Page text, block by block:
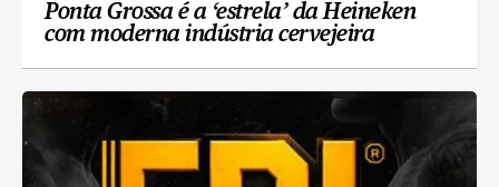
Ponta Grossa é a ‘estrela’ da Heineken
com moderna indústria cervejeira